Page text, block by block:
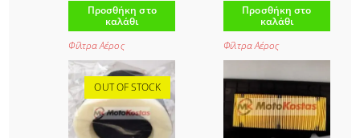
Προσθήκη στο
καλάθι
Φίλτρα Αέρος
Προσθήκη στο
καλάθι
Φίλτρα Αέρος
OUT OF STOCK